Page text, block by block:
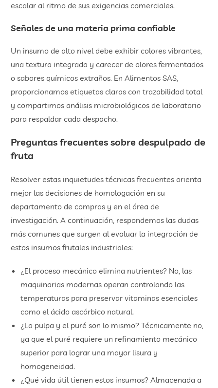
escalar al ritmo de sus exigencias comerciales.
Señales de una materia prima confiable
Un insumo de alto nivel debe exhibir colores vibrantes,
una textura integrada y carecer de olores fermentados
o sabores químicos extraños. En Alimentos SAS,
proporcionamos etiquetas claras con trazabilidad total
y compartimos análisis microbiológicos de laboratorio
para respaldar cada despacho.
Preguntas frecuentes sobre despulpado de
fruta
Resolver estas inquietudes técnicas frecuentes orienta
mejor las decisiones de homologación en su
departamento de compras y en el área de
investigación. A continuación, respondemos las dudas
más comunes que surgen al evaluar la integración de
estos insumos frutales industriales:
¿El proceso mecánico elimina nutrientes? No, las
maquinarias modernas operan controlando las
temperaturas para preservar vitaminas esenciales
como el ácido ascórbico natural.
¿La pulpa y el puré son lo mismo? Técnicamente no,
ya que el puré requiere un refinamiento mecánico
superior para lograr una mayor lisura y
homogeneidad.
¿Qué vida útil tienen estos insumos? Almacenada a